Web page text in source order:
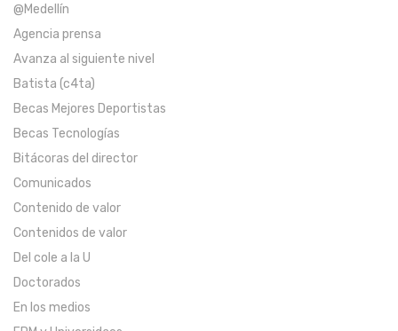
@Medellín
Agencia prensa
Avanza al siguiente nivel
Batista (c4ta)
Becas Mejores Deportistas
Becas Tecnologías
Bitácoras del director
Comunicados
Contenido de valor
Contenidos de valor
Del cole a la U
Doctorados
En los medios